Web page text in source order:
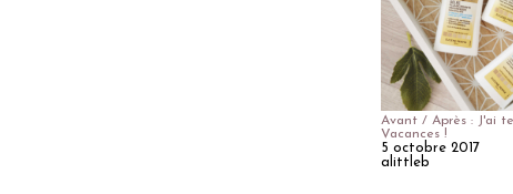
Avant / Après : J'ai
Vacances !
5 octobre 2017
alittleb